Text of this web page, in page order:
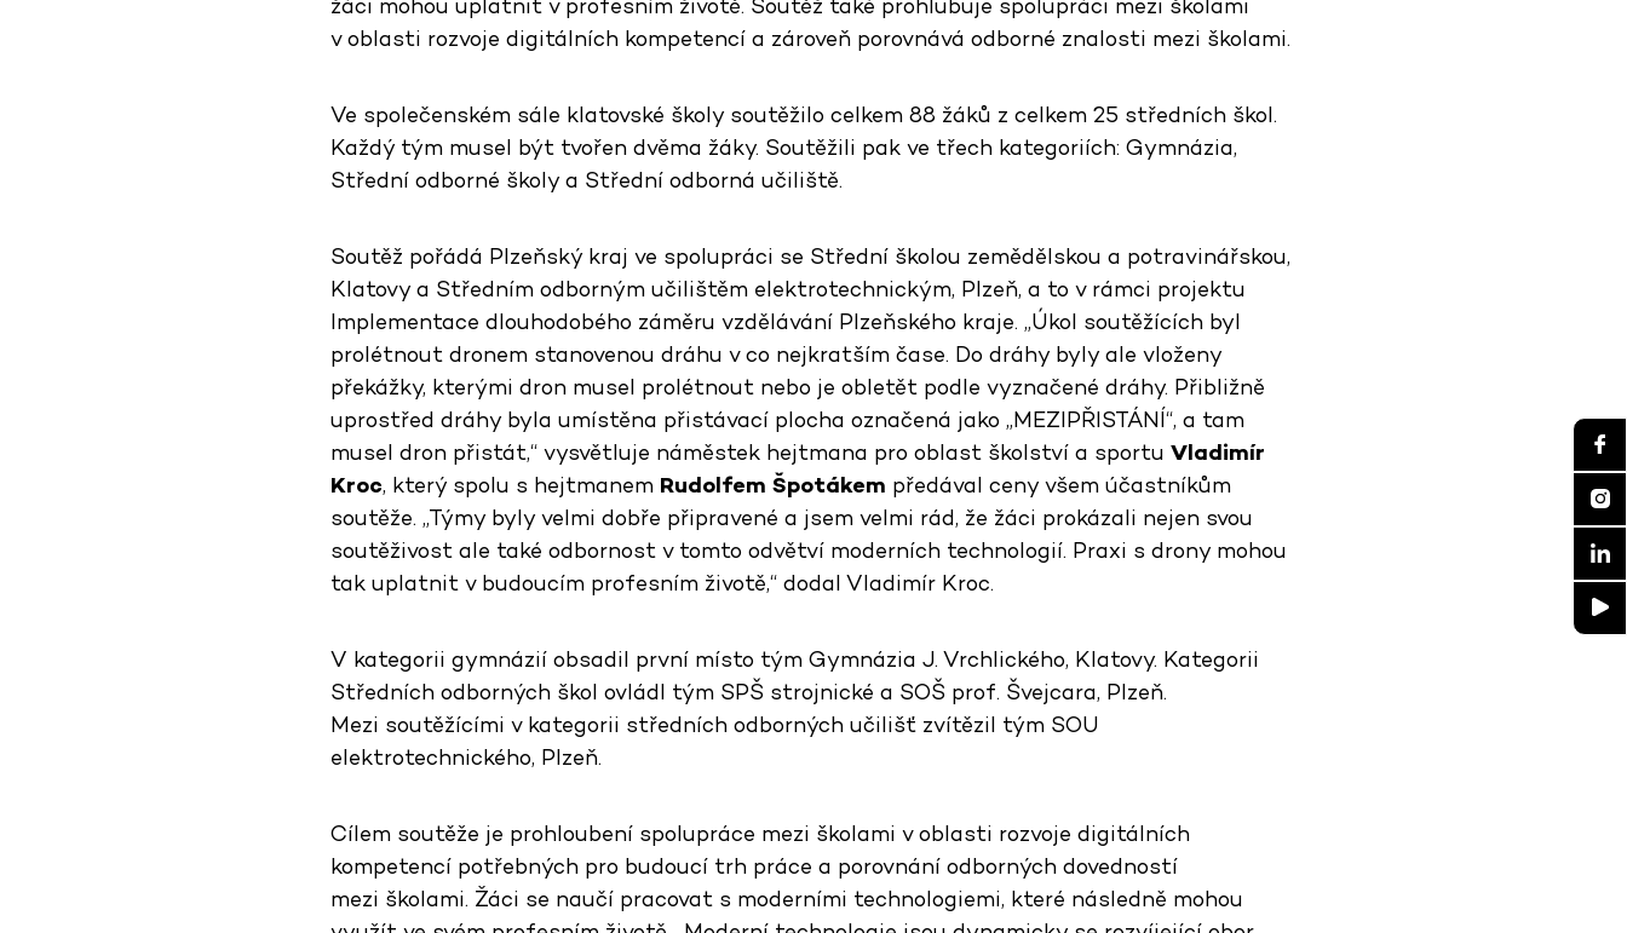
žáci mohou uplatnit v profesním životě. Soutěž také prohlubuje spolupráci mezi školami
v oblasti rozvoje digitálních kompetencí a zároveň porovnává odborné znalosti mezi školami.
Ve společenském sále klatovské školy soutěžilo celkem 88 žáků z celkem 25 středních škol.
Každý tým musel být tvořen dvěma žáky. Soutěžili pak ve třech kategoriích: Gymnázia,
Střední odborné školy a Střední odborná učiliště.
Soutěž pořádá Plzeňský kraj ve spolupráci se Střední školou zemědělskou a potravinářskou,
Klatovy a Středním odborným učilištěm elektrotechnickým, Plzeň, a to v rámci projektu
Implementace dlouhodobého záměru vzdělávání Plzeňského kraje. „Úkol soutěžících byl
prolétnout dronem stanovenou dráhu v co nejkratším čase. Do dráhy byly ale vloženy
překážky, kterými dron musel prolétnout nebo je obletět podle vyznačené dráhy. Přibližně
uprostřed dráhy byla umístěna přistávací plocha označená jako „MEZIPŘISTÁNÍ“, a tam
musel dron přistát,“ vysvětluje náměstek hejtmana pro oblast školství a sportu Vladimír
Kroc, který spolu s hejtmanem Rudolfem Špotákem předával ceny všem účastníkům
soutěže. „Týmy byly velmi dobře připravené a jsem velmi rád, že žáci prokázali nejen svou
soutěživost ale také odbornost v tomto odvětví moderních technologií. Praxi s drony mohou
tak uplatnit v budoucím profesním životě,“ dodal Vladimír Kroc.
V kategorii gymnázií obsadil první místo tým Gymnázia J. Vrchlického, Klatovy. Kategorii
Středních odborných škol ovládl tým SPŠ strojnické a SOŠ prof. Švejcara, Plzeň.
Mezi soutěžícími v kategorii středních odborných učilišť zvítězil tým SOU
elektrotechnického, Plzeň.
Cílem soutěže je prohloubení spolupráce mezi školami v oblasti rozvoje digitálních
kompetencí potřebných pro budoucí trh práce a porovnání odborných dovedností
mezi školami. Žáci se naučí pracovat s moderními technologiemi, které následně mohou